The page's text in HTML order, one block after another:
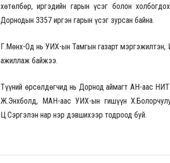
хөтөлбөр, иргэдийн гарын үсэг болон
Дорнодын 3357 иргэн гарын үсэг зурсан байна.
Г.Мөнх-Од нь УИХ-ын Тамгын газарт мэргэжилтэн,
ажиллаж байжээ.
Түүний өрсөлдөгчид нь Дорнод аймагт АН-аас
Ж.Энхболд, МАН-аас УИХ-ын гишүүн
Ц.Сэргэлэн нар нэр дэвшихээр тодроод буй.